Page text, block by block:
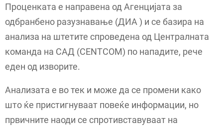
Проценката е направена од Агенцијата за
одбранбено разузнавање (ДИА ) и се базира на
анализа на штетите спроведена од Централната
команда на САД (CENTCOM) по нападите, рече
еден од изворите.
Анализата е во тек и може да се промени како
што ќе пристигнуваат повеќе информации, но
првичните наоди се спротивставуваат на